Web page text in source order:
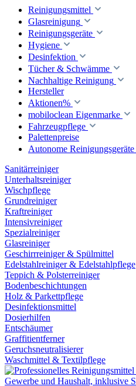
Reinigungsmittel
Glasreinigung
Reinigungsgeräte
Hygiene
Desinfektion
Tücher & Schwämme
Nachhaltige Reinigung
Hersteller
Aktionen%
mobiloclean Eigenmarke
Fahrzeugpflege
Palettenpreise
Autonome Reinigungsgeräte
Sanitärreiniger
Unterhaltsreiniger
Wischpflege
Grundreiniger
Kraftreiniger
Intensivreiniger
Spezialreiniger
Glasreiniger
Geschirrreiniger & Spülmittel
Edelstahlreiniger & Edelstahlpflege
Teppich & Polsterreiniger
Bodenbeschichtungen
Holz & Parkettpflege
Desinfektionsmittel
Dosierhilfen
Entschäumer
Graffitientferner
Geruchsneutralisierer
Waschmittel & Textilpflege